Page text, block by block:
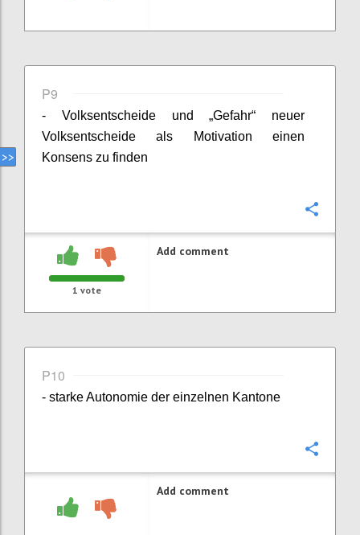
P9
- Volksentscheide und „Gefahr“ neuer
Volksentscheide als Motivation einen
Konsens zu finden
1 vote
Add comment
P10
- starke Autonomie der einzelnen Kantone
Add comment